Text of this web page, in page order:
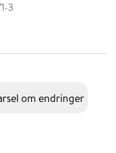
3
om endringer